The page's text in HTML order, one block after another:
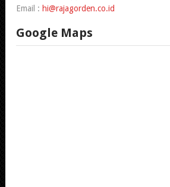
Email : hi@rajagorden.co.id
Google Maps